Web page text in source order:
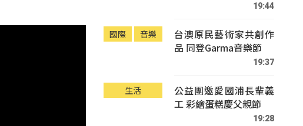
19:44
國際 音樂
台澳原民藝術家共創作
品 同登Garma音樂節
19:37
生活
公益團邀愛國浦長輩義
工 彩繪蛋糕慶父親節
19:28